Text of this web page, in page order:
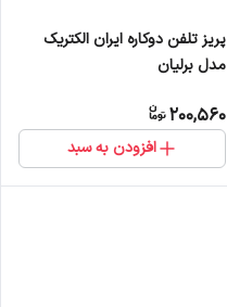
پریز تلفن دوکاره ایران الکتریک
مدل برلیان
200,560
افزودن به سبد